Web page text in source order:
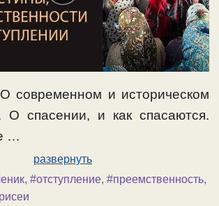
О современном и историческом
О спасении, и как спасаются.
…
развернуть
, #отступление, #преемственность,